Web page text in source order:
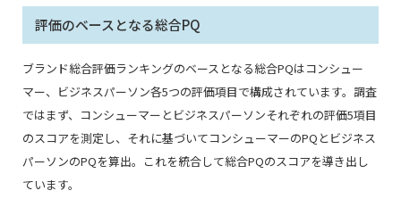
評価のベースとなる総合PQ
ブランド総合評価ランキングのベースとなる総合PQはコンシュー
マー、ビジネスパーソン各5つの評価項目で構成されています。調査
ではまず、コンシューマーとビジネスパーソンそれぞれの評価5項目
のスコアを測定し、それに基づいてコンシューマーのPQとビジネス
パーソンのPQを算出。これを統合して総合PQのスコアを導き出し
ています。